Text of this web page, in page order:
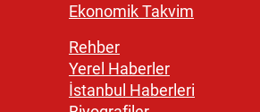
Ekonomik Takvim
Rehber
Yerel Haberler
İstanbul Haberleri